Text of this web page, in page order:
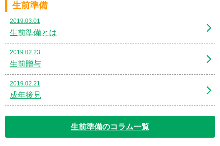
生前準備
2019.03.01
生前準備とは
2019.02.23
生前贈与
2019.02.21
成年後見
生前準備のコラム一覧